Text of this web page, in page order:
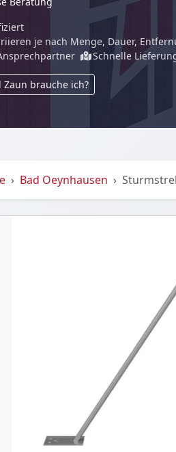
je nach Menge, Dauer,
Schnelle
Zaun brauche ich?
Bad Oeynhausen